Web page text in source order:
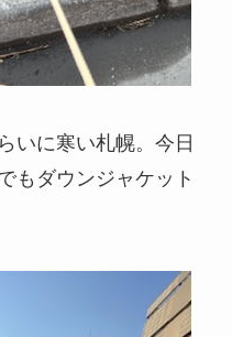
いに寒い札幌。今日
もダウンジャケット